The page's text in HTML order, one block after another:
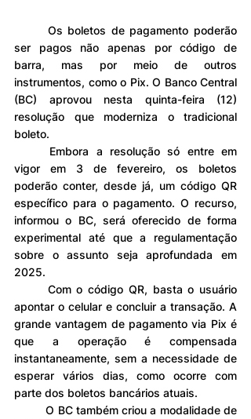
ser pagos não apenas por código de
barra, mas por meio de outros
instrumentos, como o Pix. O Banco Central
(BC) aprovou nesta quinta-feira (12)
resolução que moderniza o tradicional
boleto.
vigor em 3 de fevereiro, os boletos
poderão conter, desde já, um código QR
específico para o pagamento. O recurso,
informou o BC, será oferecido de forma
experimental até que a regulamentação
sobre o assunto seja aprofundada em
2025.
apontar o celular e concluir a transação. A
grande vantagem de pagamento via Pix é
que a operação é compensada
instantaneamente, sem a necessidade de
esperar vários dias, como ocorre com
parte dos boletos bancários atuais.
	O BC também criou a modalidade de